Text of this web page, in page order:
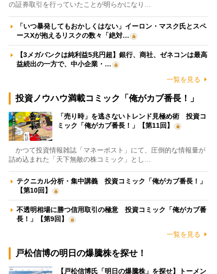
の証券取引を行っていたことが明らかになり…
「いつ暴発してもおかしくはない」イーロン・マスク氏とスペ
ースXが抱えるリスクの数々「絶対…
【3メガバンクは純利益5兆円超】銀行、商社、ゼネコンは最高
益続出の一方で、中小企業・…
一覧を見る
投資ノウハウ満載コミック「俺がカブ番長！」
「売り時」を逃さないトレンド見極め術 投資コ
ミック「俺がカブ番長！」【第11回】
かつて投資情報雑誌「マネーポスト」にて、圧倒的な情報量が
詰め込まれた「天下無敵の株コミック」とし…
テクニカル分析・集中講義 投資コミック「俺がカブ番長！」
【第10回】
不透明相場に勝つ信用取引の極意 投資コミック「俺がカブ番
長！」【第9回】
一覧を見る
戸松信博の明日の爆騰株を探せ！
【戸松信博氏「明日の爆騰株」を探せ】トーメン